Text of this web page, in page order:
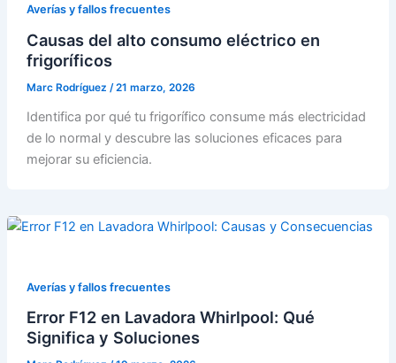
Averías y fallos frecuentes
Causas del alto consumo eléctrico en
frigoríficos
Marc Rodríguez /21 marzo, 2026
Identifica por qué tu frigorífico consume más electricidad
de lo normal y descubre las soluciones eficaces para
mejorar su eficiencia.
Averías y fallos frecuentes
Error F12 en Lavadora Whirlpool: Qué
Significa y Soluciones